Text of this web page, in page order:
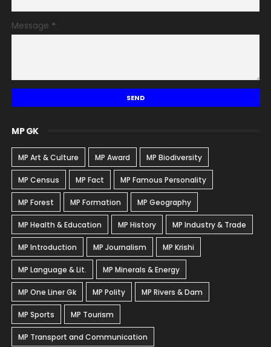
Message *
MP GK
MP Art & Culture MP Award MP Biodiversity
MP Census MP Fact MP Famous Personality
MP Forest MP Formation MP Geography
MP Health & Education MP History MP Industry & Trade
MP Introduction MP Journalism MP Krishi
MP Language & Lit. MP Minerals & Energy
MP One Liner Gk MP Polity MP Rivers & Dam
MP Sports MP Tourism
MP Transport and Communication